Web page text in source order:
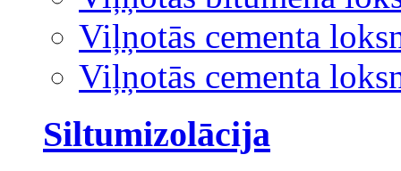
Viļņotās cementa
Viļņotās cementa
Siltumizolācija